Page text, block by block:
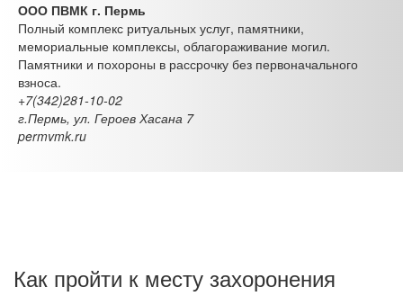
ООО ПВМК г. Пермь
Полный комплекс ритуальных услуг, памятники,
мемориальные комплексы, облагораживание могил.
Памятники и похороны в рассрочку без первоначального
взноса.
+7(342)281-10-02
г.Пермь, ул. Героев Хасана 7
permvmk.ru
Как пройти к месту захоронения